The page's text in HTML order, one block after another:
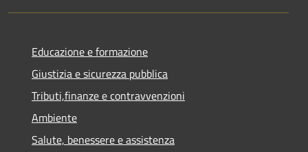
Educazione e formazione
Giustizia e sicurezza pubblica
Tributi,finanze e contravvenzioni
Ambiente
Salute, benessere e assistenza